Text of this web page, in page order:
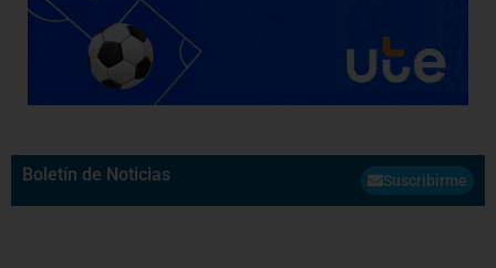
Boletín de Noticias Suscribirme